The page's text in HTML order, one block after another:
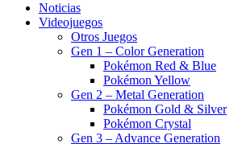
Noticias
Videojuegos
Otros Juegos
Gen 1 – Color Generation
Pokémon Red & Blue
Pokémon Yellow
Gen 2 – Metal Generation
Pokémon Gold & Silver
Pokémon Crystal
Gen 3 – Advance Generation